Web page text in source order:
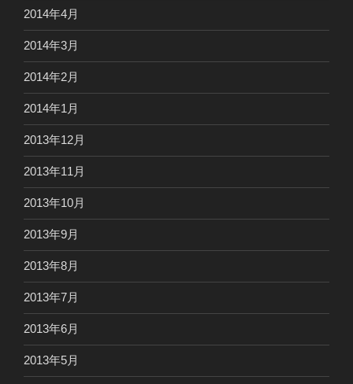
2014年4月
2014年3月
2014年2月
2014年1月
2013年12月
2013年11月
2013年10月
2013年9月
2013年8月
2013年7月
2013年6月
2013年5月